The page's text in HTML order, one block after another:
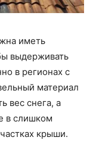
иметь
выдерживать
в регионах с
материал
вес снега, а
в слишком
крыши.